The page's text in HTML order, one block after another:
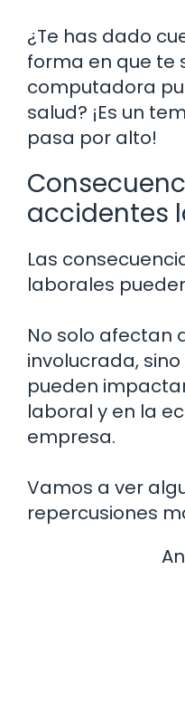
¿Te has dado
forma en que te
computadora
salud? ¡Es un
pasa por alto!
accidentes
Las
laborales
No solo afectan
involucrada,
pueden
laboral y en la
empresa.
Vamos a ver
repercusiones